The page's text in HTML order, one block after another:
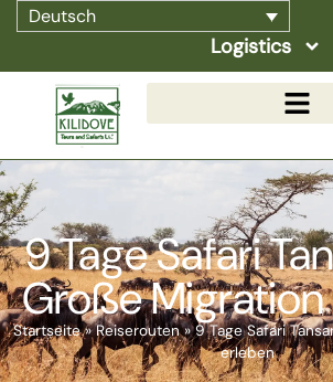
Deutsch
Logistics
9 Tage Safari
Große
Startseite»Reiserouten»9 Tage Safari
erleben